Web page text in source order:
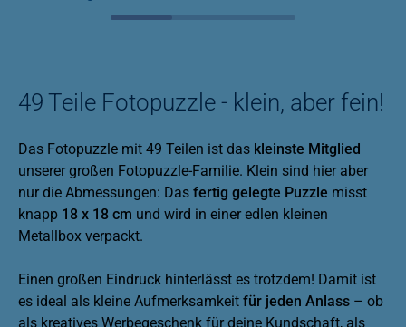
49 Teile Fotopuzzle - klein, aber fein!
Das Fotopuzzle mit 49 Teilen ist das kleinste Mitglied
unserer großen Fotopuzzle-Familie. Klein sind hier aber
nur die Abmessungen: Das fertig gelegte Puzzle misst
knapp 18 x 18 cm und wird in einer edlen kleinen
Metallbox verpackt.
Einen großen Eindruck hinterlässt es trotzdem! Damit ist
es ideal als kleine Aufmerksamkeit für jeden Anlass – ob
als kreatives Werbegeschenk für deine Kundschaft, als